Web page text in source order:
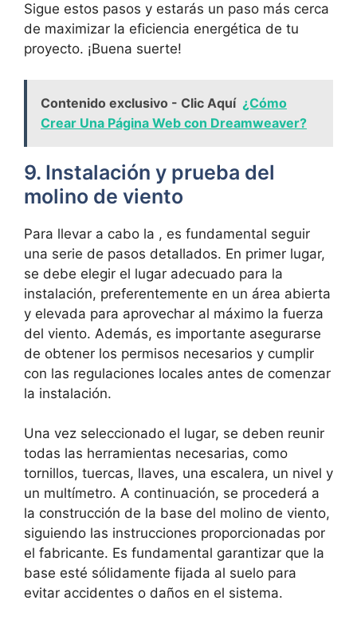
Sigue estos pasos y estarás un paso más cerca
de maximizar la eficiencia energética de tu
proyecto. ¡Buena suerte!
Contenido exclusivo - Clic Aquí ¿Cómo
Crear Una Página Web con Dreamweaver?
9. Instalación y prueba del
molino de viento
Para llevar a cabo la , es fundamental seguir
una serie de pasos detallados. En primer lugar,
se debe elegir el lugar adecuado para la
instalación, preferentemente en un área abierta
y elevada para aprovechar al máximo la fuerza
del viento. Además, es importante asegurarse
de obtener los permisos necesarios y cumplir
con las regulaciones locales antes de comenzar
la instalación.
Una vez seleccionado el lugar, se deben reunir
todas las herramientas necesarias, como
tornillos, tuercas, llaves, una escalera, un nivel y
un multímetro. A continuación, se procederá a
la construcción de la base del molino de viento,
siguiendo las instrucciones proporcionadas por
el fabricante. Es fundamental garantizar que la
base esté sólidamente fijada al suelo para
evitar accidentes o daños en el sistema.